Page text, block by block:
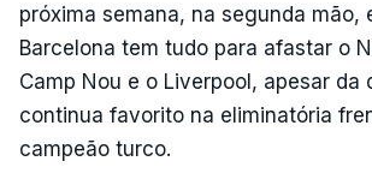
próxima semana, na segunda mão,
Barcelona tem tudo para afastar o
Camp Nou e o Liverpool, apesar da
continua favorito na eliminatória
campeão turco.